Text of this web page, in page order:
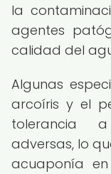
la
agentes
calidad del
Algunas
arcoíris y el
tolerancia a
adversas, lo
acuaponía